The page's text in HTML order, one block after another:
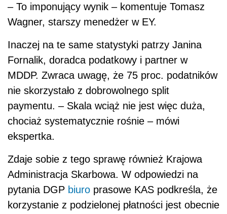
– To imponujący wynik – komentuje Tomasz
Wagner, starszy menedżer w EY.
Inaczej na te same statystyki patrzy Janina
Fornalik, doradca podatkowy i partner w
MDDP. Zwraca uwagę, że 75 proc. podatników
nie skorzystało z dobrowolnego split
paymentu. – Skala wciąż nie jest więc duża,
chociaż systematycznie rośnie – mówi
ekspertka.
Zdaje sobie z tego sprawę również Krajowa
Administracja Skarbowa. W odpowiedzi na
pytania DGP biuro prasowe KAS podkreśla, że
korzystanie z podzielonej płatności jest obecnie